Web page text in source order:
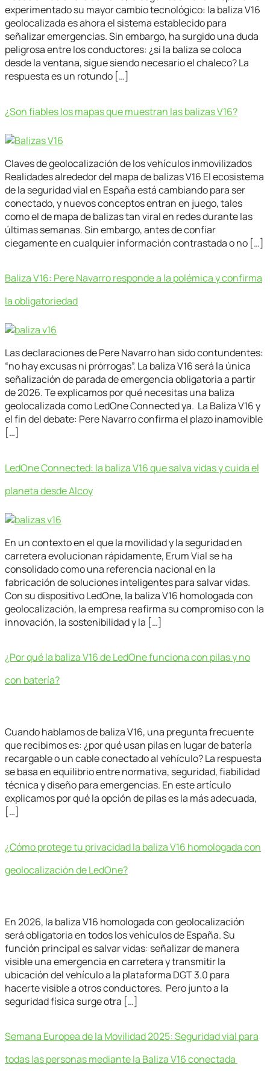
experimentado su mayor cambio tecnológico: la baliza V16
geolocalizada es ahora el sistema establecido para
señalizar emergencias. Sin embargo, ha surgido una duda
peligrosa entre los conductores: ¿si la baliza se coloca
desde la ventana, sigue siendo necesario el chaleco? La
respuesta es un rotundo […]
¿Son fiables los mapas que muestran las balizas V16?
Claves de geolocalización de los vehículos inmovilizados
Realidades alrededor del mapa de balizas V16 El ecosistema
de la seguridad vial en España está cambiando para ser
conectado, y nuevos conceptos entran en juego, tales
como el de mapa de balizas tan viral en redes durante las
últimas semanas. Sin embargo, antes de confiar
ciegamente en cualquier información contrastada o no […]
Baliza V16: Pere Navarro responde a la polémica y confirma
la obligatoriedad
Las declaraciones de Pere Navarro han sido contundentes:
“no hay excusas ni prórrogas”. La baliza V16 será la única
señalización de parada de emergencia obligatoria a partir
de 2026. Te explicamos por qué necesitas una baliza
geolocalizada como LedOne Connected ya. La Baliza V16 y
el fin del debate: Pere Navarro confirma el plazo inamovible
[…]
LedOne Connected: la baliza V16 que salva vidas y cuida el
planeta desde Alcoy
En un contexto en el que la movilidad y la seguridad en
carretera evolucionan rápidamente, Erum Vial se ha
consolidado como una referencia nacional en la
fabricación de soluciones inteligentes para salvar vidas.
Con su dispositivo LedOne, la baliza V16 homologada con
geolocalización, la empresa reafirma su compromiso con la
innovación, la sostenibilidad y la […]
¿Por qué la baliza V16 de LedOne funciona con pilas y no
con batería?
Cuando hablamos de baliza V16, una pregunta frecuente
que recibimos es: ¿por qué usan pilas en lugar de batería
recargable o un cable conectado al vehículo? La respuesta
se basa en equilibrio entre normativa, seguridad, fiabilidad
técnica y diseño para emergencias. En este artículo
explicamos por qué la opción de pilas es la más adecuada,
[…]
¿Cómo protege tu privacidad la baliza V16 homologada con
geolocalización de LedOne?
En 2026, la baliza V16 homologada con geolocalización
será obligatoria en todos los vehículos de España. Su
función principal es salvar vidas: señalizar de manera
visible una emergencia en carretera y transmitir la
ubicación del vehículo a la plataforma DGT 3.0 para
hacerte visible a otros conductores. Pero junto a la
seguridad física surge otra […]
Semana Europea de la Movilidad 2025: Seguridad vial para
todas las personas mediante la Baliza V16 conectada